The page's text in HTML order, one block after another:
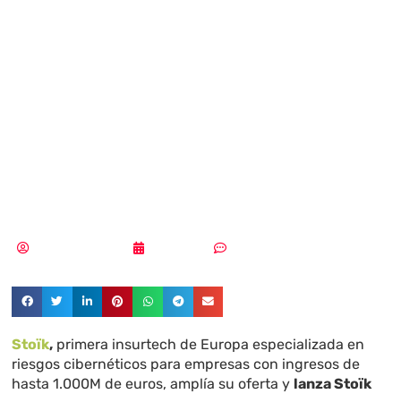
Stoïk, primera insurtech de Europa especializada en
riesgos cibernéticos para empresas con ingresos de
hasta 1.000M de euros, amplía su oferta y lanza Stoïk